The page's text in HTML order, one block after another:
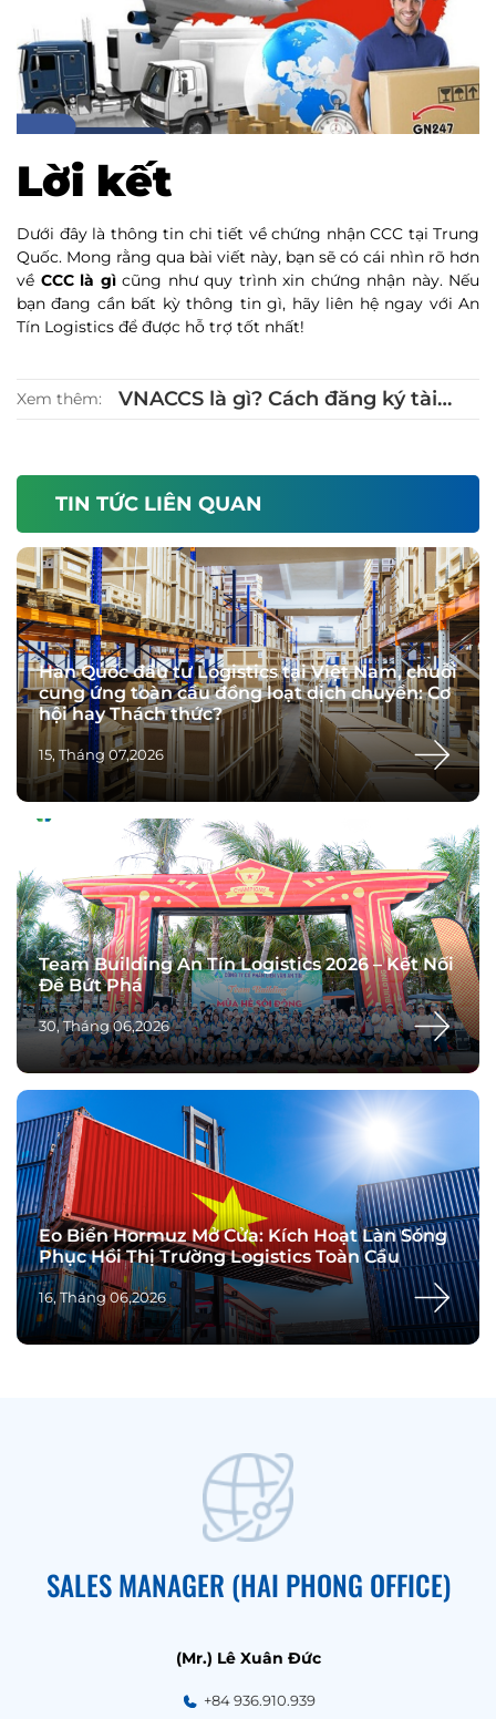
Lời kết
Dưới đây là thông tin chi tiết về chứng nhận CCC tại Trung
Quốc. Mong rằng qua bài viết này, bạn sẽ có cái nhìn rõ hơn
về CCC là gìcũng như quy trình xin chứng nhận này. Nếu
bạn đang cần bất kỳ thông tin gì, hãy liên hệ ngay với An
Tín Logistics để được hỗ trợ tốt nhất!
Xem thêm:
VNACCS là gì? Cách đăng ký tài
TIN TỨC LIÊN QUAN
Hàn Quốc đầu tư Logistics tại Việt Nam, chuỗi
cung ứng toàn cầu đồng loạt dịch chuyển: Cơ
hội hay Thách thức?
15, Tháng 07,2026
Team Building An Tín Logistics 2026 – Kết Nối
Để Bứt Phá
30, Tháng 06,2026
Eo Biển Hormuz Mở Cửa: Kích Hoạt Làn Sóng
Phục Hồi Thị Trường Logistics Toàn Cầu
16, Tháng 06,2026
SALES MANAGER (HAI PHONG OFFICE)
(Mr.) Lê Xuân Đức
+84 936.910.939